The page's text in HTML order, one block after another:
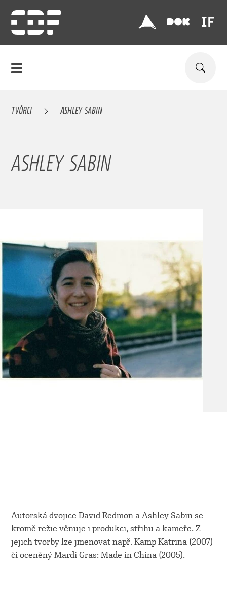
TVŮRCI ASHLEY SABIN
ASHLEY SABIN
Autorská dvojice David Redmon a Ashley Sabin se
kromě režie věnuje i produkci, střihu a kameře. Z
jejich tvorby lze jmenovat např. Kamp Katrina (2007)
či oceněný Mardi Gras: Made in China (2005).